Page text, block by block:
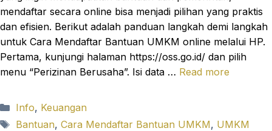
mendaftar secara online bisa menjadi pilihan yang praktis
dan efisien. Berikut adalah panduan langkah demi langkah
untuk Cara Mendaftar Bantuan UMKM online melalui HP.
Pertama, kunjungi halaman https://oss.go.id/ dan pilih
menu “Perizinan Berusaha”. Isi data … Read more
Categories
Info, Keuangan
Tags
Bantuan, Cara Mendaftar Bantuan UMKM, UMKM